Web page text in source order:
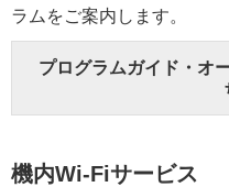
ラムをご案内します。
プログラムガイド・オ
機内Wi-Fiサービス